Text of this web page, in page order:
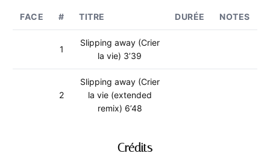
FACE # TITRE DURÉE NOTES
1
Slipping away (Crier
la vie) 3’39
2
Slipping away (Crier
la vie (extended
remix) 6’48
Crédits